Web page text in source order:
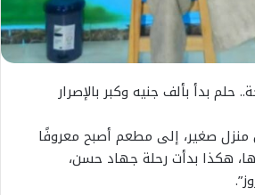
حلم بدأ بألف جنيه وكبر بالإصرار
صغير، إلى مطعم أصبح معروفًا
هكذا بدأت رحلة جهاد حسن،